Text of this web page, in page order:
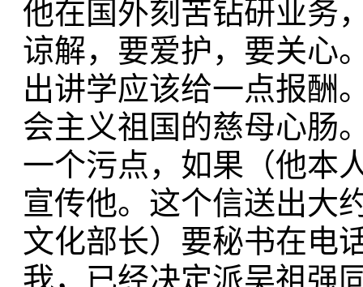
他在国外刻苦钻研业务
谅解，要爱护，要关心
出讲学应该给一点报酬
会主义祖国的慈母心肠
一个污点，如果（他本
宣传他。这个信送出大
文化部长）要秘书在电
我，已经决定派吴祖强